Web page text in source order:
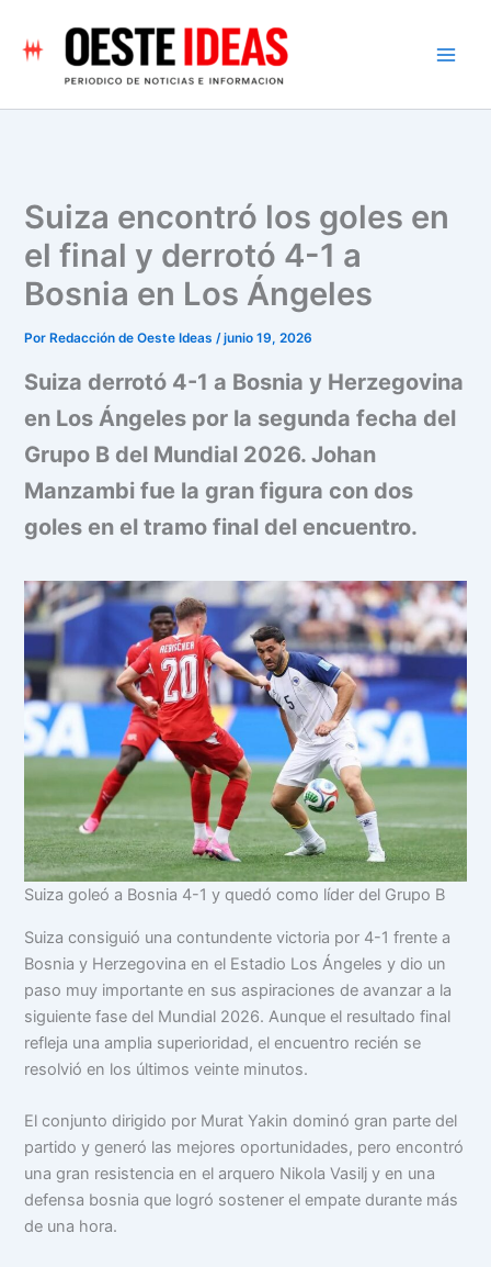
contenido
Suiza encontró los goles en
el final y derrotó 4-1 a
Bosnia en Los Ángeles
Por Redacción de Oeste Ideas/junio 19, 2026
Suiza derrotó 4-1 a Bosnia y Herzegovina
en Los Ángeles por la segunda fecha del
Grupo B del Mundial 2026. Johan
Manzambi fue la gran figura con dos
goles en el tramo final del encuentro.
Suiza goleó a Bosnia 4-1 y quedó como líder del Grupo B
Suiza consiguió una contundente victoria por 4-1 frente a
Bosnia y Herzegovina en el Estadio Los Ángeles y dio un
paso muy importante en sus aspiraciones de avanzar a la
siguiente fase del Mundial 2026. Aunque el resultado final
refleja una amplia superioridad, el encuentro recién se
resolvió en los últimos veinte minutos.
El conjunto dirigido por Murat Yakin dominó gran parte del
partido y generó las mejores oportunidades, pero encontró
una gran resistencia en el arquero Nikola Vasilj y en una
defensa bosnia que logró sostener el empate durante más
de una hora.